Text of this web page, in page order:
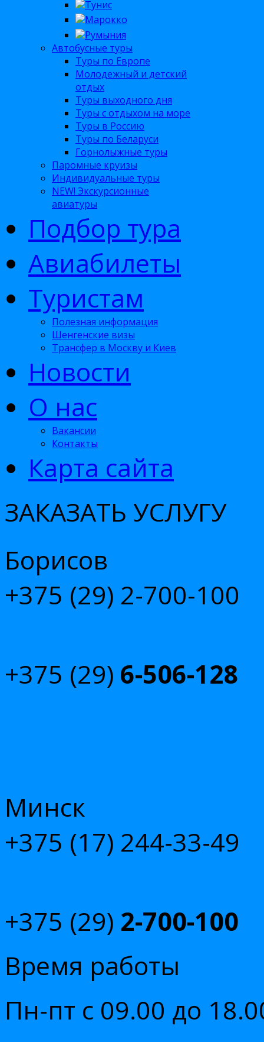
Тунис
Марокко
Румыния
Автобусные туры
Туры по Европе
Молодежный и детский
отдых
Туры выходного дня
Туры с отдыхом на море
Туры в Россию
Туры по Беларуси
Горнолыжные туры
Паромные круизы
Индивидуальные туры
NEW! Экскурсионные
авиатуры
Подбор тура
Авиабилеты
Туристам
Полезная информация
Шенгенские визы
Трансфер в Москву и Киев
Новости
О нас
Вакансии
Контакты
Карта сайта
ЗАКАЗАТЬ УСЛУГУ
Борисов
+375 (29) 2-700-100
+375 (29) 6-506-128
Минск
+375 (17) 244-33-49
+375 (29) 2-700-100
Время работы
Пн-пт с 09.00 до